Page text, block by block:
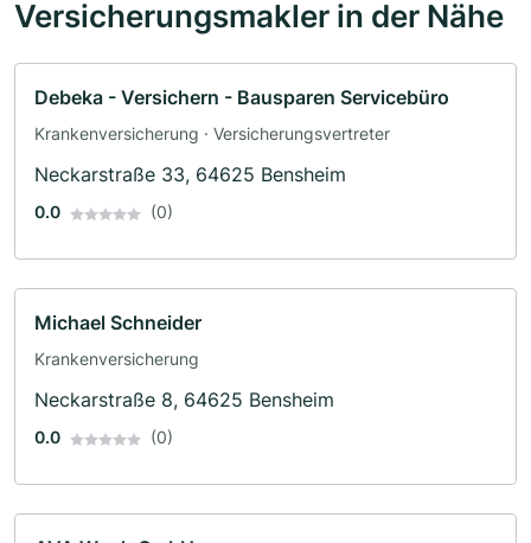
Versicherungsmakler in der Nähe
Debeka - Versichern - Bausparen Servicebüro
Krankenversicherung · Versicherungsvertreter
Neckarstraße 33, 64625 Bensheim
0.0 (0)
Michael Schneider
Krankenversicherung
Neckarstraße 8, 64625 Bensheim
0.0 (0)